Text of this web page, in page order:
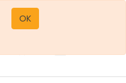
OK
office@gomarket.rs